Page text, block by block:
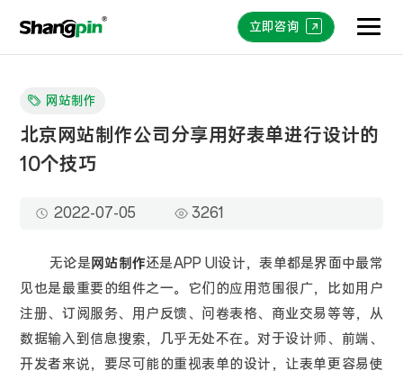
立即咨询
网站制作
北京网站制作公司分享用好表单进行设计的
10个技巧
2022-07-05 3261
无论是网站制作还是APP UI设计，表单都是界面中最常
见也是最重要的组件之一。它们的应用范围很广，比如用户
注册、订阅服务、用户反馈、问卷表格、商业交易等等，从
数据输入到信息搜索，几乎无处不在。对于设计师、前端、
开发者来说，要尽可能的重视表单的设计，让表单更容易使